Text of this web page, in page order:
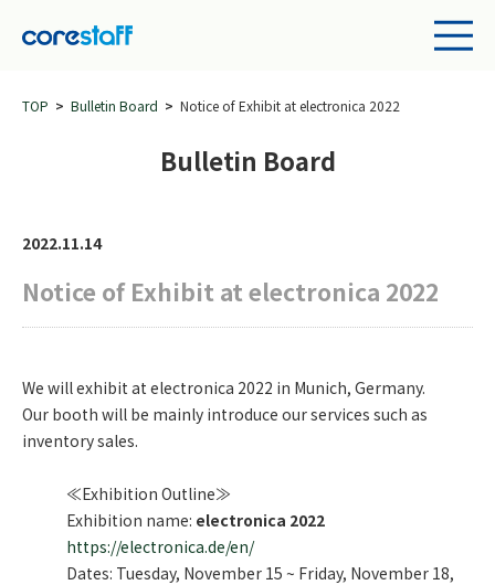
TOP Bulletin Board Notice of Exhibit at electronica 2022
Bulletin Board
2022.11.14
Notice of Exhibit at electronica 2022
We will exhibit at electronica 2022 in Munich, Germany.
Our booth will be mainly introduce our services such as
inventory sales.
≪Exhibition Outline≫
Exhibition name: electronica 2022
https://electronica.de/en/
Dates: Tuesday, November 15 ~ Friday, November 18,